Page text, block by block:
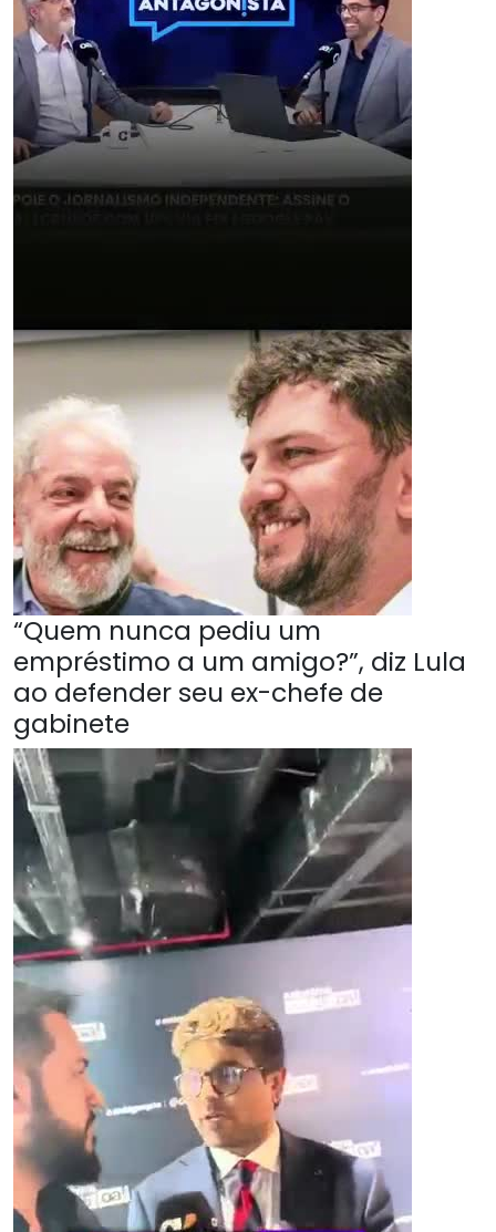
“Quem nunca pediu um
empréstimo a um amigo?”, diz Lula
ao defender seu ex-chefe de
gabinete